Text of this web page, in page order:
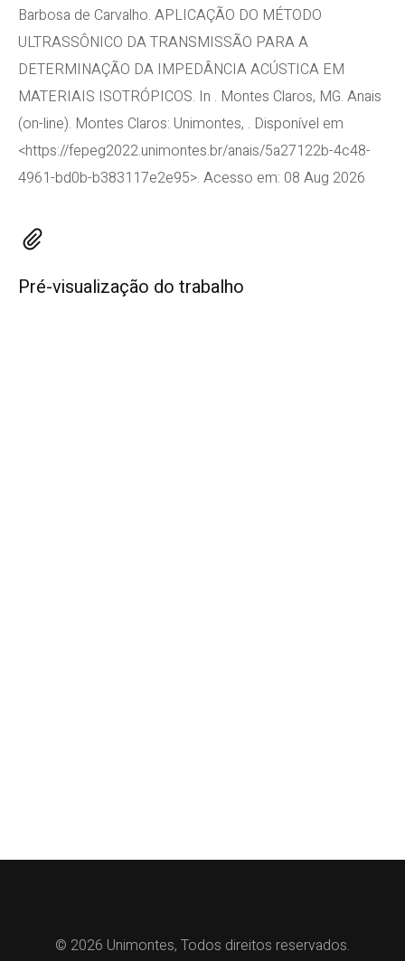
Barbosa de Carvalho. APLICAÇÃO DO MÉTODO
ULTRASSÔNICO DA TRANSMISSÃO PARA A
DETERMINAÇÃO DA IMPEDÂNCIA ACÚSTICA EM
MATERIAIS ISOTRÓPICOS. In . Montes Claros, MG. Anais
(on-line). Montes Claros: Unimontes, . Disponível em
<https://fepeg2022.unimontes.br/anais/5a27122b-4c48-
4961-bd0b-b383117e2e95>. Acesso em: 08 Aug 2026
Pré-visualização do trabalho
© 2026 Unimontes, Todos direitos reservados.